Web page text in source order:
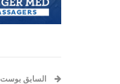
السابق بوست